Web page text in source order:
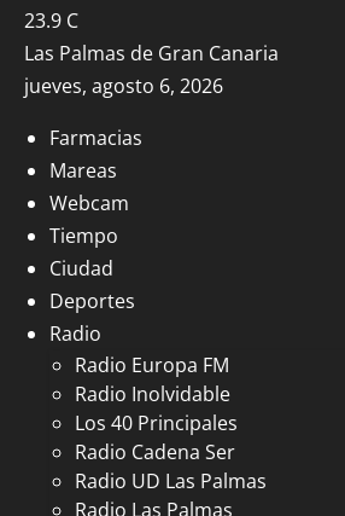
23.9 C
Las Palmas de Gran Canaria
jueves, agosto 6, 2026
Farmacias
Mareas
Webcam
Tiempo
Ciudad
Deportes
Radio
Radio Europa FM
Radio Inolvidable
Los 40 Principales
Radio Cadena Ser
Radio UD Las Palmas
Radio Las Palmas